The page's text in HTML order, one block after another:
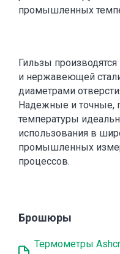
промышленных
Гильзы
и нержавеющей
диаметрами
Надежные и точные,
температуры
использования в
промышленных
процессов.
Брошюры
Термометры